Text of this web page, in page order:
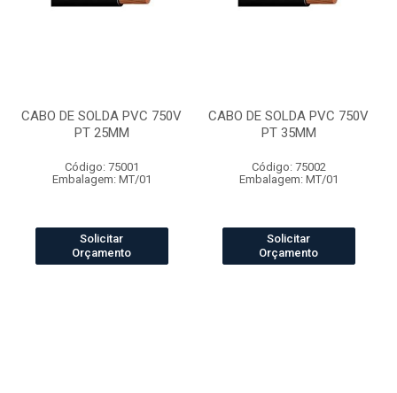
CABO DE SOLDA PVC 750V
PT 25MM
Código: 75001
Embalagem: MT/01
Solicitar
Orçamento
CABO DE SOLDA PVC 750V
PT 35MM
Código: 75002
Embalagem: MT/01
Solicitar
Orçamento